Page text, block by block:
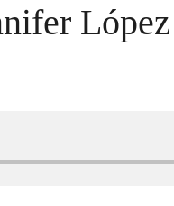
López